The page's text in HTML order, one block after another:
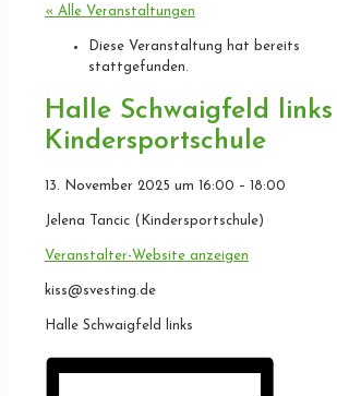
« Alle Veranstaltungen
Diese Veranstaltung hat bereits
stattgefunden.
Halle Schwaigfeld links |
Kindersportschule
13. November 2025 um 16:00 – 18:00
Jelena Tancic (Kindersportschule)
Veranstalter-Website anzeigen
kiss@svesting.de
Halle Schwaigfeld links